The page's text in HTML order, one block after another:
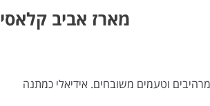
מארז אביב קלאסי
וטעמים משובחים. אידיאלי כמתנה